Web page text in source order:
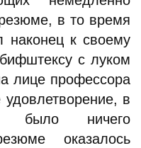
в то время
наконец к своему
с луком
лице профессора
удовлетворение, в
было ничего
оказалось